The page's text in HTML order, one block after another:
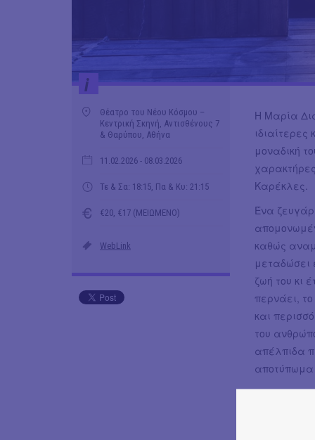
i
Θέατρο του Νέου Κόσμου –
Κεντρική Σκηνή, Αντισθένους 7
& Θαρύπου, Αθήνα
11.02.2026 - 08.03.2026
Τε & Σα: 18:15, Πα & Κυ: 21:15
€20, €17 (ΜΕΙΩΜΕΝΟ)
WebLink
Η Μαρία
ιδιαίτερες
μοναδική
Καρέκλες.
Ένα
καθώς
μεταδώσει
ζωή του κι
περνάει,
και
του
απέλπιδα
αποτύπωμα